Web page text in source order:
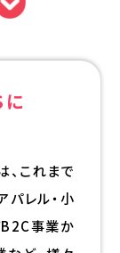
、これまで
パレル・小
B2C事業か